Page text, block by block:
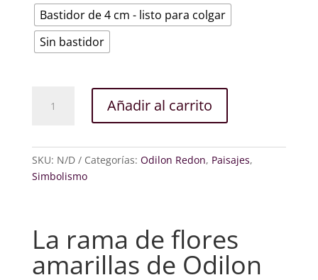
Bastidor de 4 cm - listo para colgar
Sin bastidor
rama
amarillas
cantidad
Añadir al carrito
SKU: N/D Categorías: Odilon Redon, Paisajes,
Simbolismo
La rama de flores
amarillas de Odilon